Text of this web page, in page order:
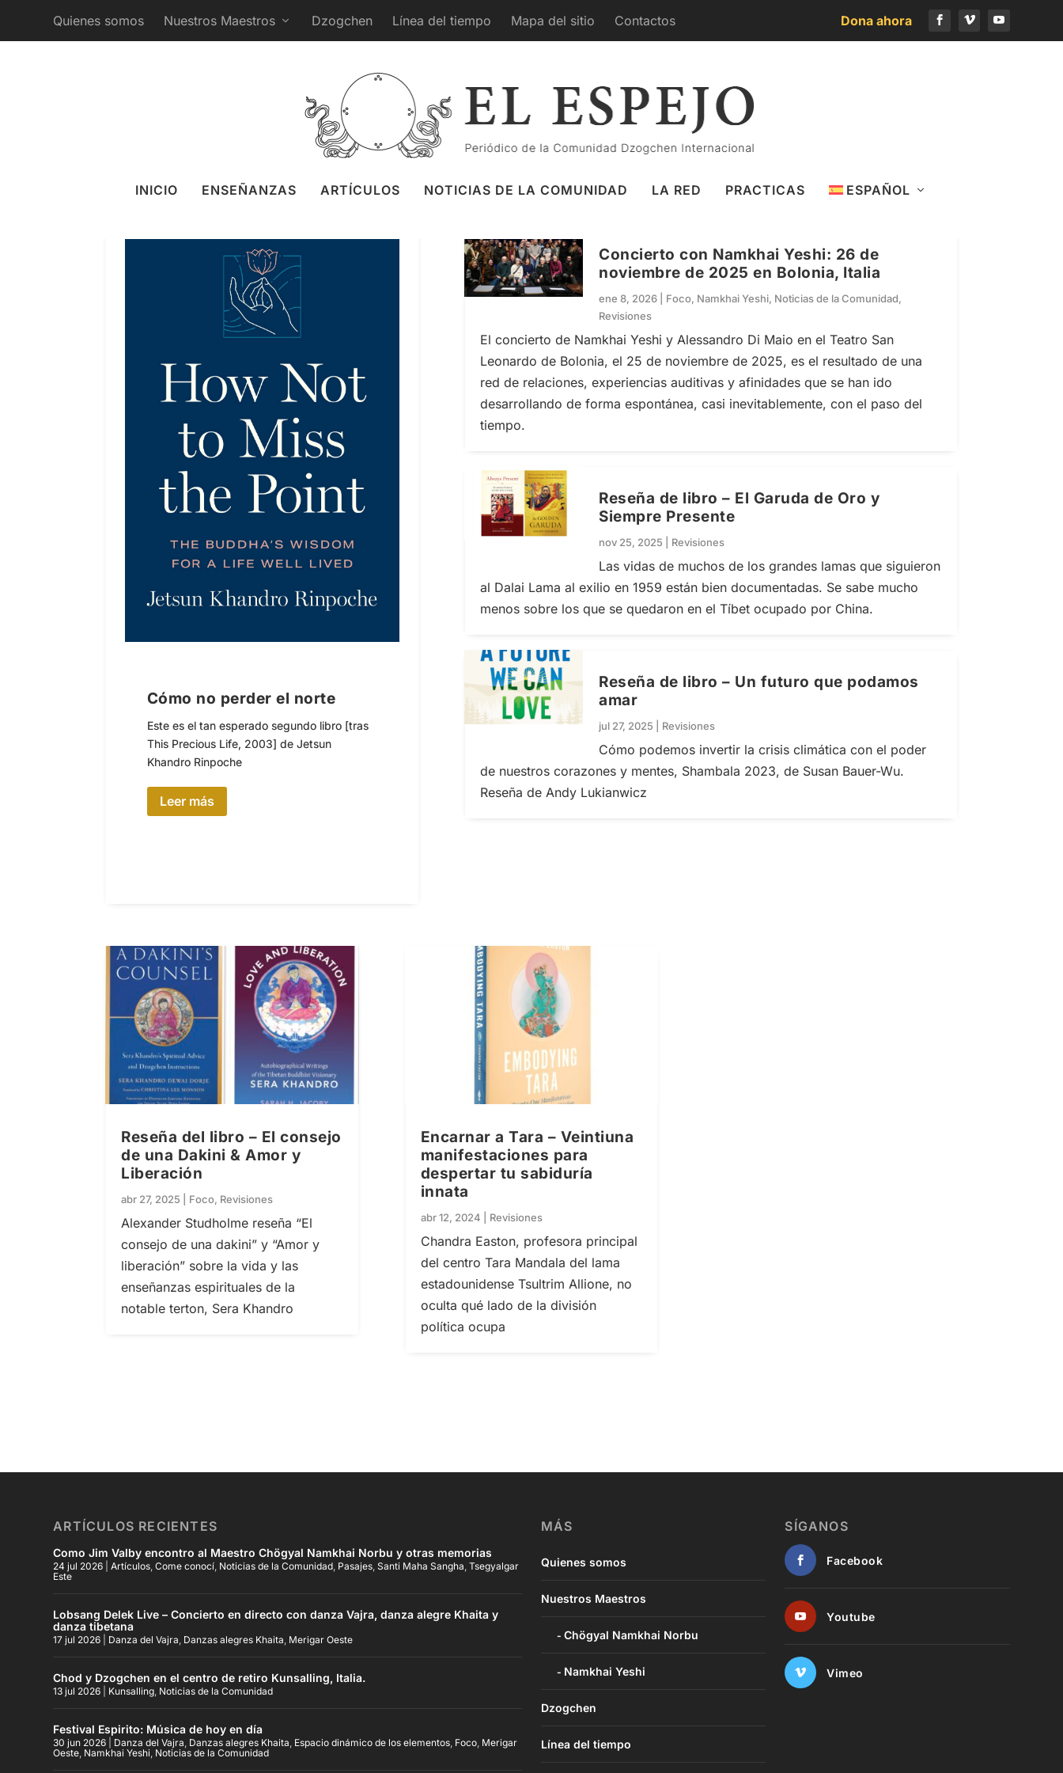
Quienes somos Nuestros Maestros Dzogchen Línea del tiempo Mapa del sitio Contactos Dona ahora
INICIO ENSEÑANZAS ARTÍCULOS NOTICIAS DE LA COMUNIDAD LA RED PRACTICAS ESPAÑOL
Cómo no perder el norte
Este es el tan esperado segundo libro [tras
This Precious Life, 2003] de Jetsun
Khandro Rinpoche
Leer más
Concierto con Namkhai Yeshi: 26 de
noviembre de 2025 en Bolonia, Italia
ene 8, 2026 Foco, Namkhai Yeshi, Noticias de la Comunidad,
Revisiones
El concierto de Namkhai Yeshi y Alessandro Di Maio en el Teatro San
Leonardo de Bolonia, el 25 de noviembre de 2025, es el resultado de una
red de relaciones, experiencias auditivas y afinidades que se han ido
desarrollando de forma espontánea, casi inevitablemente, con el paso del
tiempo.
Reseña de libro – El Garuda de Oro y
Siempre Presente
nov 25, 2025 Revisiones
Las vidas de muchos de los grandes lamas que siguieron
al Dalai Lama al exilio en 1959 están bien documentadas. Se sabe mucho
menos sobre los que se quedaron en el Tíbet ocupado por China.
Reseña de libro – Un futuro que podamos
amar
jul 27, 2025 Revisiones
Cómo podemos invertir la crisis climática con el poder
de nuestros corazones y mentes, Shambala 2023, de Susan Bauer-Wu.
Reseña de Andy Lukianwicz
Reseña del libro – El consejo
de una Dakini & Amor y
Liberación
abr 27, 2025 Foco, Revisiones
Alexander Studholme reseña “El
consejo de una dakini” y “Amor y
liberación” sobre la vida y las
enseñanzas espirituales de la
notable terton, Sera Khandro
Encarnar a Tara – Veintiuna
manifestaciones para
despertar tu sabiduría
innata
abr 12, 2024 Revisiones
Chandra Easton, profesora principal
del centro Tara Mandala del lama
estadounidense Tsultrim Allione, no
oculta qué lado de la división
política ocupa
ARTÍCULOS RECIENTES
Como Jim Valby encontro al Maestro Chögyal Namkhai Norbu y otras memorias
24 jul 2026 |Artículos ,Come conocí Noticias de la Comunidad Pasajes ,Santi Maha Sangha ,Tsegyalgar
Este
Lobsang Delek Live – Concierto en directo con danza Vajra, danza alegre Khaita y
danza tibetana
17 jul 2026 Danza del Vajra Danzas alegres Khaita Merigar Oeste
Chod y Dzogchen en el centro de retiro Kunsalling, Italia.
13 jul 2026 Kunsalling Noticias de la Comunidad
Festival Espirito: Música de hoy en día
30 jun 2026 Danza del Vajra Danzas alegres Khaita Espacio dinámico de los elementos Foco Merigar
Oeste Namkhai Yeshi Noticias de la Comunidad
MÁS
Quienes somos
Nuestros Maestros
Chögyal Namkhai Norbu
Namkhai Yeshi
Dzogchen
Línea del tiempo
SÍGANOS
Facebook
Youtube
Vimeo